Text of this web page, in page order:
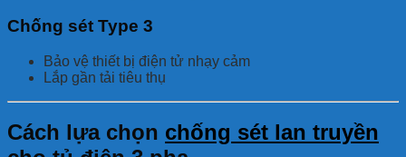
Chống sét Type 3
Bảo vệ thiết bị điện tử nhạy cảm
Lắp gần tải tiêu thụ
Cách lựa chọn chống sét lan truyền